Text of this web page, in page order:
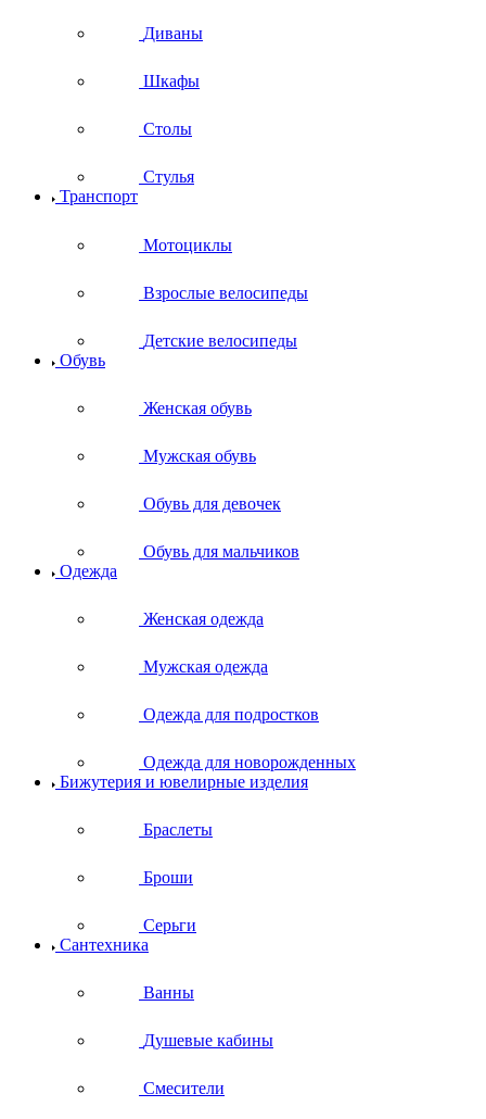
Диваны
Шкафы
Столы
Стулья
Транспорт
Мотоциклы
Взрослые велосипеды
Детские велосипеды
Обувь
Женская обувь
Мужская обувь
Обувь для девочек
Обувь для мальчиков
Одежда
Женская одежда
Мужская одежда
Одежда для подростков
Одежда для новорожденных
Бижутерия и ювелирные изделия
Браслеты
Броши
Серьги
Сантехника
Ванны
Душевые кабины
Смесители